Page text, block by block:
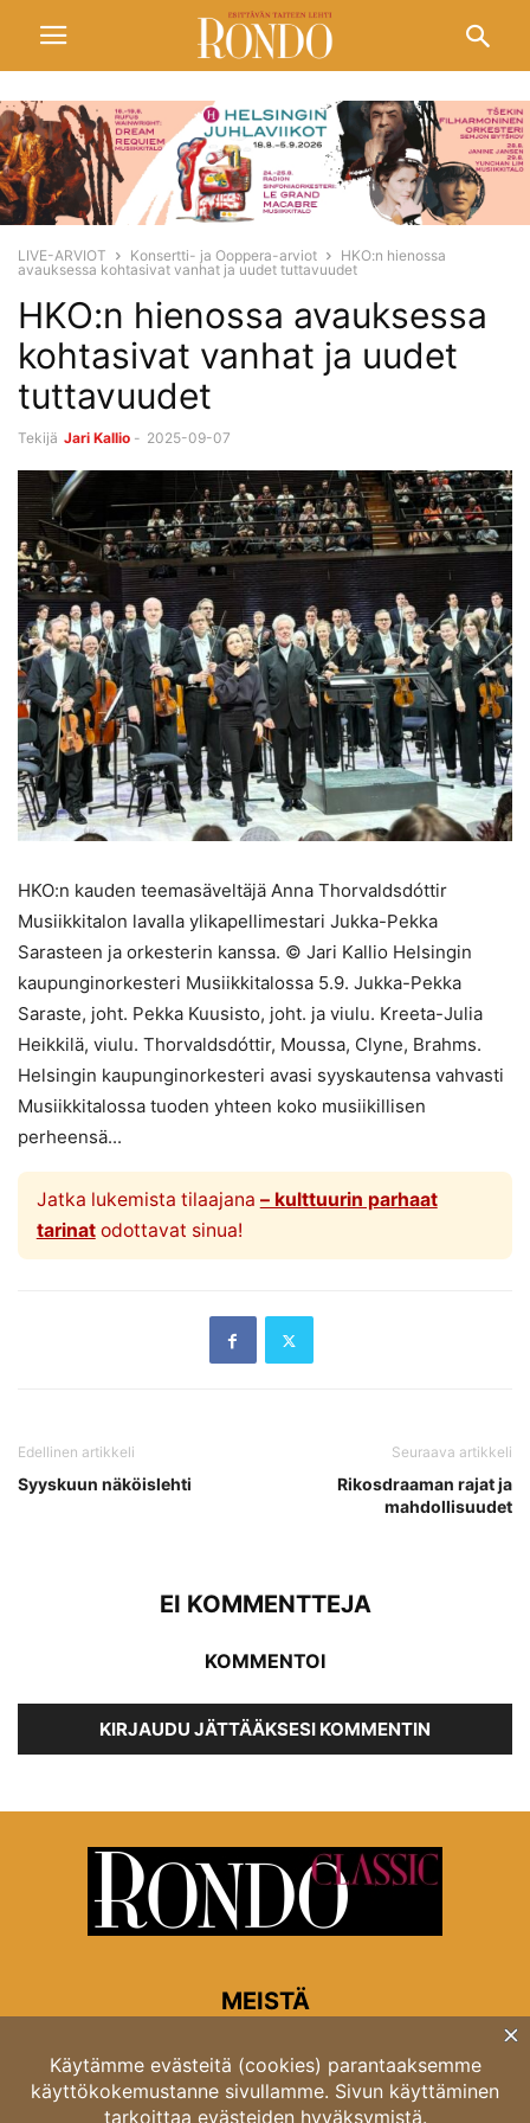
LIVE-ARVIOT Konsertti- ja Ooppera-arviot
HKO:n hienossa
avauksessa kohtasivat vanhat ja uudet tuttavuudet
HKO:n hienossa avauksessa
kohtasivat vanhat ja uudet
tuttavuudet
Tekijä Jari Kallio - 2025-09-07
HKO:n kauden teemasäveltäjä Anna Thorvaldsdóttir
Musiikkitalon lavalla ylikapellimestari Jukka-Pekka
Sarasteen ja orkesterin kanssa. © Jari Kallio Helsingin
kaupunginorkesteri Musiikkitalossa 5.9. Jukka-Pekka
Saraste, joht. Pekka Kuusisto, joht. ja viulu. Kreeta-Julia
Heikkilä, viulu. Thorvaldsdóttir, Moussa, Clyne, Brahms.
Helsingin kaupunginorkesteri avasi syyskautensa vahvasti
Musiikkitalossa tuoden yhteen koko musiikillisen
perheensä...
Jatka lukemista tilaajana – kulttuurin parhaat
tarinatodottavat sinua!
Edellinen artikkeli
Syyskuun näköislehti
Seuraava artikkeli
Rikosdraaman rajat ja
mahdollisuudet
EI KOMMENTTEJA
KOMMENTOI
KIRJAUDU JÄTTÄÄKSESI KOMMENTIN
MEISTÄ
Rondon toimitus
Opastinsilta 6A 00520 Helsinki
Asiakaspalvelu: puh. 03 4246 5318